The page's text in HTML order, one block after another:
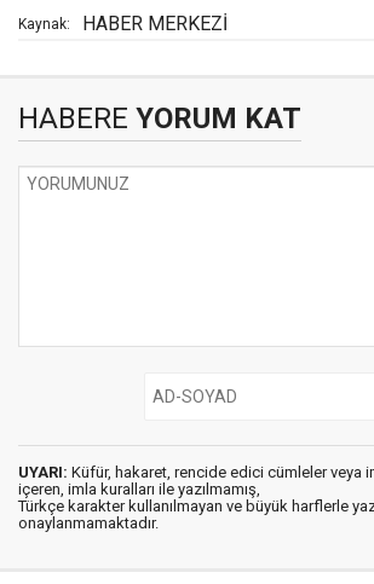
Kaynak: HABER MERKEZİ
HABERE YORUM KAT
UYARI: Küfür, hakaret, rencide edici cümleler veya
içeren, imla kuralları ile yazılmamış,
Türkçe karakter kullanılmayan ve büyük harflerle
onaylanmamaktadır.